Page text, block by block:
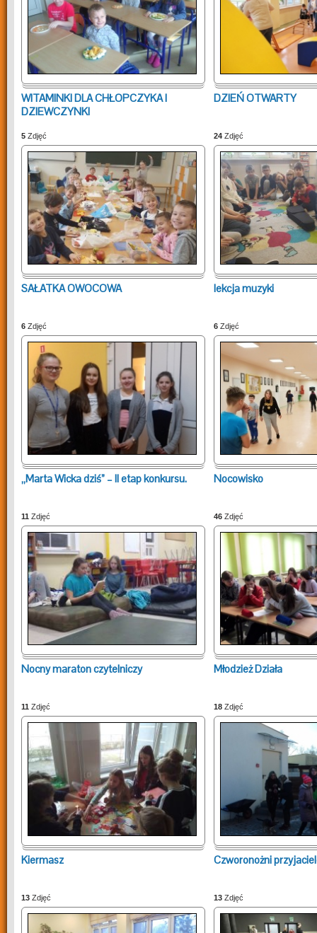
WITAMINKI DLA CHŁOPCZYKA I
DZIEWCZYNKI
5 Zdjęć
DZIEŃ OTWARTY
24 Zdjęć
SAŁATKA OWOCOWA
6 Zdjęć
lekcja muzyki
6 Zdjęć
„Marta Wicka dziś” – II etap konkursu.
11 Zdjęć
Nocowisko
46 Zdjęć
Nocny maraton czytelniczy
11 Zdjęć
Młodzież Działa
18 Zdjęć
Kiermasz
13 Zdjęć
Czworonożni
13 Zdjęć